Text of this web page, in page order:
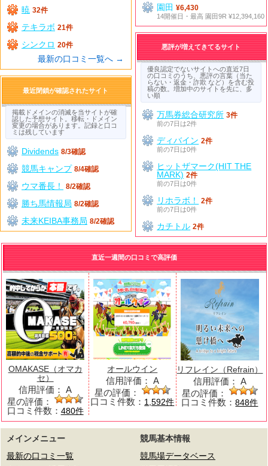
暁 32件
テキラボ 21件
シンクロ 20件
最新の口コミ一覧へ →
園田¥6,430
14開催日・最高 園田9R ¥12,394,160
悪評が増えてきてるサイト
優良認定でないサイトへの直近7日
の口コミのうち、悪評の言葉（当た
らない・返金・詐欺 など）を含む投
稿の数。増加中のサイトを先に、多
い順
万馬券総合研究所 3件
前の7日は2件
ディバイン 2件
前の7日は0件
ヒットザマーク(HIT THE
MARK) 2件
前の7日は0件
リホラボ！
2件
前の7日は0件
カチトル 2件
最近閉鎖が確認されたサイト
掲載ドメインの消滅を当サイトが確
認した予想サイト。移転・ドメイン
変更の場合があります。記録と口コ
ミは残しています
Dividends 8/3確認
競馬キャンプ 8/4確認
ウマ番長！ 8/2確認
勝ち馬情報局 8/2確認
未来KEIBA事務局 8/2確認
直近一週間の口コミで高評価
OMAKASE（オマカ
セ）
信用評価： A
星の評価：
口コミ件数： 480件
オールウイン
信用評価： A
星の評価：
口コミ件数： 1,592件
リフレイン（Refrain）
信用評価： A
星の評価：
口コミ件数：848件
メインメニュー
最新の口コミ一覧
競馬基本情報
競馬場データベース